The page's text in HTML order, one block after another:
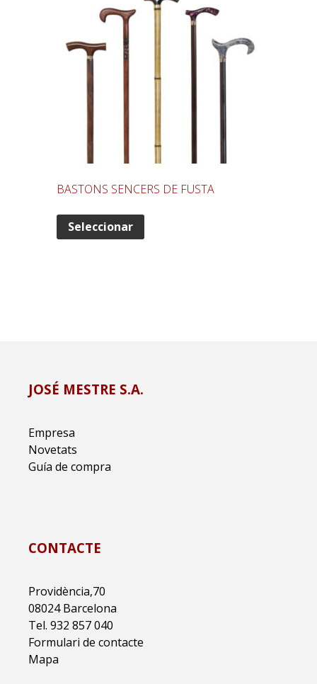
BASTONS SENCERS DE FUSTA
Seleccionar
JOSÉ MESTRE S.A.
Empresa
Novetats
Guía de compra
CONTACTE
Providència,70
08024 Barcelona
Tel. 932 857 040
Formulari de contacte
Mapa